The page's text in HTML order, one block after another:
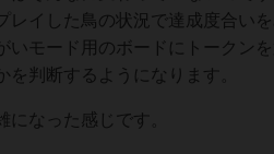
レイした鳥の状況で達成度合い
いモード用のボードにトークン
を判断するようになります。
になった感じです。